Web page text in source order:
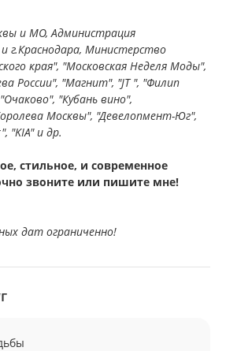
и МО, Администрация
и г.Краснодара, Министерство
края", "Московская Неделя Моды",
России", "Магнит", "JT ", "Филип
"Кубань вино",
Москвы", "Девелопмент-Юг",
"KIA" и др.
стильное, и современное
звоните или пишите мне!
дат ограниченно!